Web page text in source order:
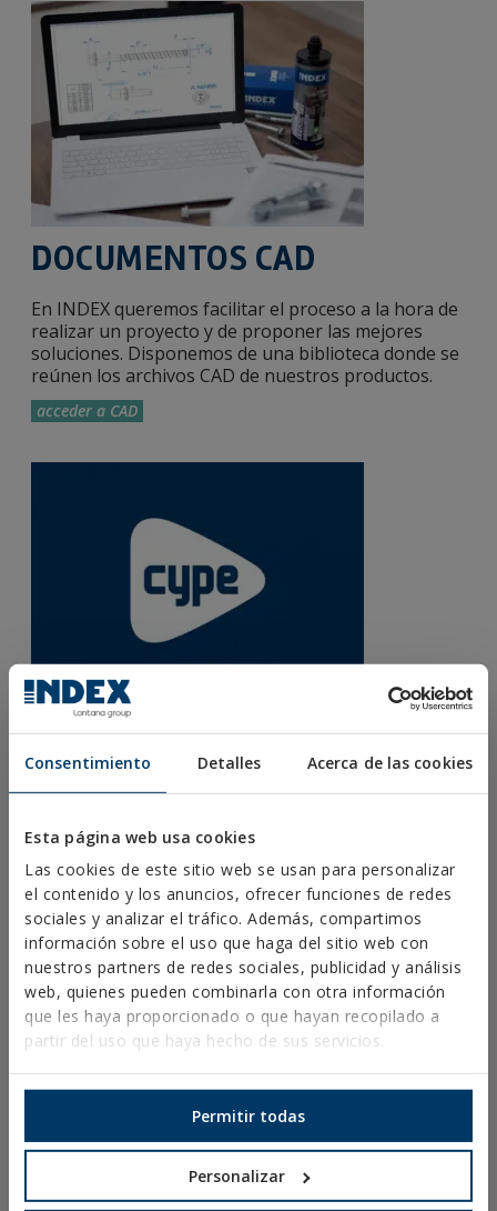
Consentimiento Detalles Acerca de las cookies
Esta página web usa cookies
Las cookies de este sitio web se usan para personalizar
el contenido y los anuncios, ofrecer funciones de redes
sociales y analizar el tráfico. Además, compartimos
información sobre el uso que haga del sitio web con
nuestros partners de redes sociales, publicidad y análisis
web, quienes pueden combinarla con otra información
que les haya proporcionado o que hayan recopilado a
partir del uso que haya hecho de sus servicios.
Permitir todas
Personalizar
DOCUMENTOS CAD
En INDEX queremos facilitar el proceso a la hora de
realizar un proyecto y de proponer las mejores
soluciones. Disponemos de una biblioteca donde se
reúnen los archivos CAD de nuestros productos.
acceder a CAD
RECURSOS CYPE
ajustados al mercado, puesto que incluye
materiales, mano de obra, costes directos y pliego
de condiciones.
acceder a CYPE
CONTACTO
(+34) 941.272.131